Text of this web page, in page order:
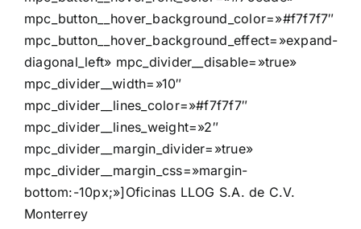
mpc_button__hover_background_color=»#f7f7f7″
mpc_button__hover_background_effect=»expand-
diagonal_left» mpc_divider__disable=»true»
mpc_divider__width=»10″
mpc_divider__lines_color=»#f7f7f7″
mpc_divider__lines_weight=»2″
mpc_divider__margin_divider=»true»
mpc_divider__margin_css=»margin-
bottom:-10px;»]Oficinas LLOG S.A. de C.V.
Monterrey